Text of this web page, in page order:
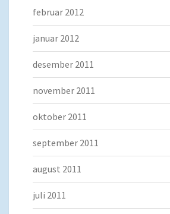
februar 2012
januar 2012
desember 2011
november 2011
oktober 2011
september 2011
august 2011
juli 2011